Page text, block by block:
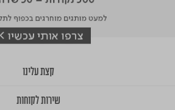
קצת עלינו
שירות לקוחות